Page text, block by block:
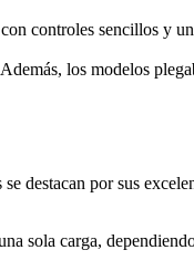
controles sencillos y
los modelos
destacan por sus
sola carga,